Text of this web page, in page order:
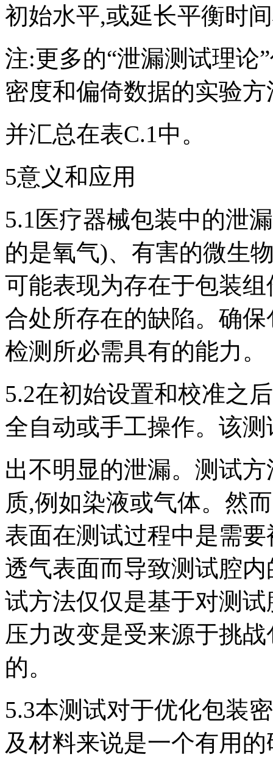
初始水平,或延长平衡时
注:更多的“泄漏测试理论
密度和偏倚数据的实验
并汇总在表C.1中。
5意义和应用
5.1医疗器械包装中的泄
的是氧气)、有害的微生
可能表现为存在于包装
合处所存在的缺陷。确
检测所必需具有的能力。
5.2在初始设置和校准之
全自动或手工操作。该
出不明显的泄漏。测试
质,例如染液或气体。然
表面在测试过程中是需
透气表面而导致测试腔
试方法仅仅是基于对测
压力改变是受来源于挑
的。
5.3本测试对于优化包装
及材料来说是一个有用